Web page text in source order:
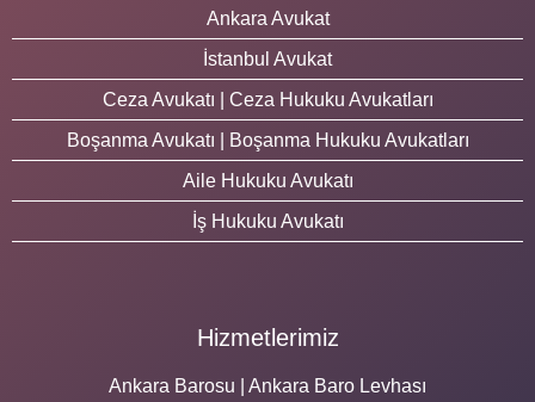
Ankara Avukat
İstanbul Avukat
Ceza Avukatı | Ceza Hukuku Avukatları
Boşanma Avukatı | Boşanma Hukuku Avukatları
Aile Hukuku Avukatı
İş Hukuku Avukatı
Hizmetlerimiz
Ankara Barosu | Ankara Baro Levhası